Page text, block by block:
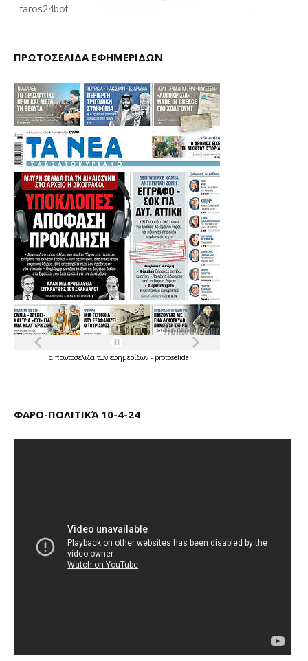
faros24bot
ΠΡΩΤΟΣΕΛΙΔΑ ΕΦΗΜΕΡΙΔΩΝ
Τα πρωτοσέλιδατων εφημερίδων - protoselida
ΦΑΡΟ-ΠΟΛΙΤΙΚΆ 10-4-24